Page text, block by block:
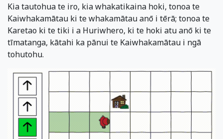
Kia tautohua te iro, kia whakatikaina hoki, tonoa te
Kaiwhakamātau ki te whakamātau anō i tērā; tonoa te
Karetao ki te tiki i a Huriwhero, ki te hoki atu anō ki te
tīmatanga, kātahi ka pānui te Kaiwhakamātau i ngā
tohutohu.